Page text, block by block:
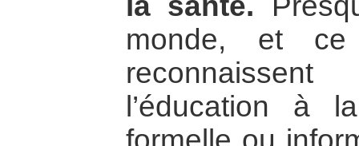
monde, et ce
l’éducation à